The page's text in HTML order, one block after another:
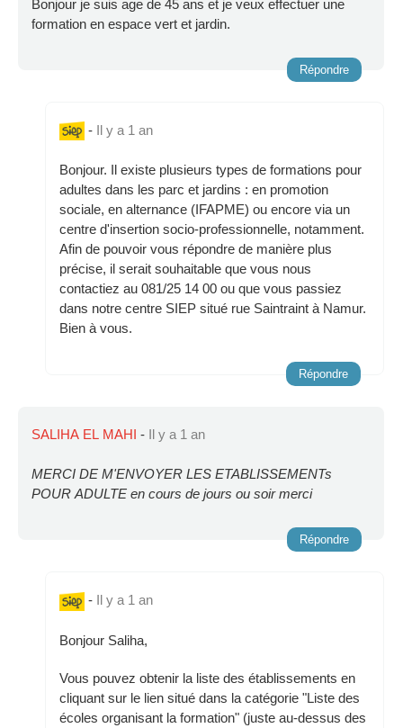
Bonjour je suis age de 45 ans et je veux effectuer une
formation en espace vert et jardin.
Répondre
- Il y a 1 an
Bonjour. Il existe plusieurs types de formations pour
adultes dans les parc et jardins : en promotion
sociale, en alternance (IFAPME) ou encore via un
centre d'insertion socio-professionnelle, notamment.
Afin de pouvoir vous répondre de manière plus
précise, il serait souhaitable que vous nous
contactiez au 081/25 14 00 ou que vous passiez
dans notre centre SIEP situé rue Saintraint à Namur.
Bien à vous.
Répondre
SALIHA EL MAHI - Il y a 1 an
MERCI DE M'ENVOYER LES ETABLISSEMENTs
POUR ADULTE en cours de jours ou soir merci
Répondre
- Il y a 1 an
Bonjour Saliha,
Vous pouvez obtenir la liste des établissements en
cliquant sur le lien situé dans la catégorie "Liste des
écoles organisant la formation" (juste au-dessus des